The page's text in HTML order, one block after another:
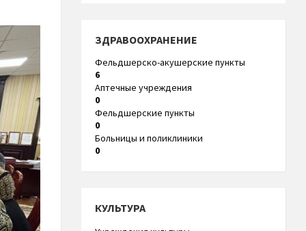
ЗДРАВООХРАНЕНИЕ
Фельдшерско-акушерские пункты
6
Аптечные учреждения
0
Фельдшерские пункты
0
Больницы и поликлиники
0
КУЛЬТУРА